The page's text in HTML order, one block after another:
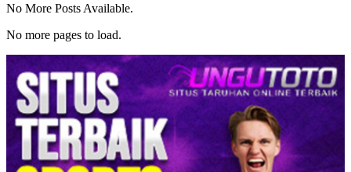
No More Posts Available.
No more pages to load.